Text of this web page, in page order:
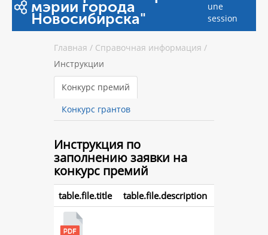
мэрии города
Новосибирска"
une
session
Главная / Справочная информация /
Инструкции
Конкурс премий
Конкурс грантов
Инструкция по
заполнению заявки на
конкурс премий
table.file.title table.file.description